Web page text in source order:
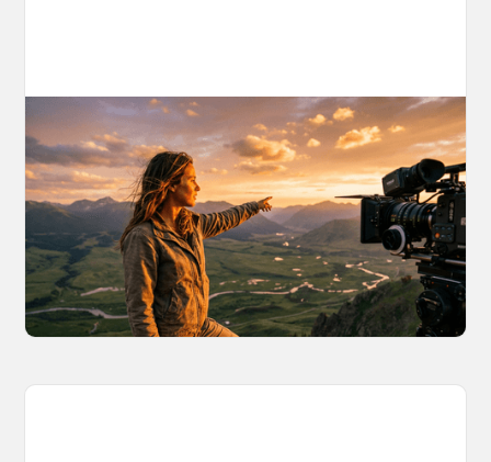
AI World Building for Content Creators:
A More Consistent Approach to AI
Content
Learn why building persistent AI worlds beats
one-off video generation for content creators,
and how to create such 3D environments with
OpenArt Worlds.
March 26, 2026